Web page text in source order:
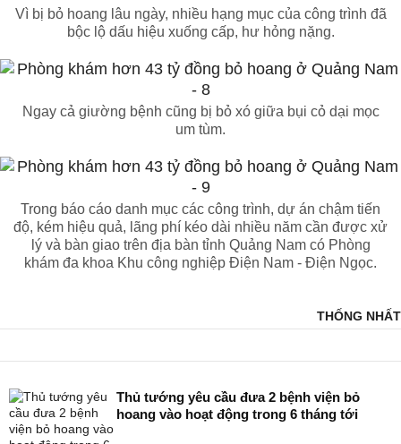
Vì bị bỏ hoang lâu ngày, nhiều hạng mục của công trình đã
bộc lộ dấu hiệu xuống cấp, hư hỏng nặng.
Ngay cả giường bệnh cũng bị bỏ xó giữa bụi cỏ dại mọc
um tùm.
Trong báo cáo danh mục các công trình, dự án chậm tiến
độ, kém hiệu quả, lãng phí kéo dài nhiều năm cần được xử
lý và bàn giao trên địa bàn tỉnh Quảng Nam có Phòng
khám đa khoa Khu công nghiệp Điện Nam - Điện Ngọc.
THỐNG NHẤT
Thủ tướng yêu cầu đưa 2 bệnh viện bỏ
hoang vào hoạt động trong 6 tháng tới